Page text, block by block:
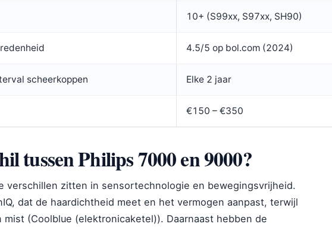
10+ (S99xx, S97xx, SH90)
4.5/5 op bol.com (2024)
scheerkoppen Elke 2 jaar
€150 – €350
tussen Philips 7000 en 9000?
verschillen zitten in sensortechnologie en bewegingsvrijheid.
dat de haardichtheid meet en het vermogen aanpast, terwijl
(Coolblue (elektronicaketel)). Daarnaast hebben de